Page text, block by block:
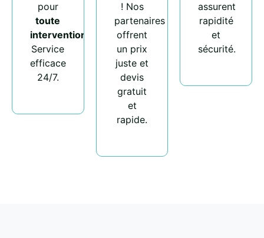
pour
toute
intervention
Service
efficace
24/7.
! Nos
partenaires
offrent
un prix
juste et
devis
gratuit
et
rapide.
assurent
rapidité
et
sécurité.